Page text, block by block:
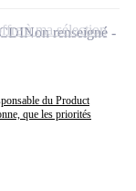
du Product
que les priorités
Non renseigné
à ma sélection